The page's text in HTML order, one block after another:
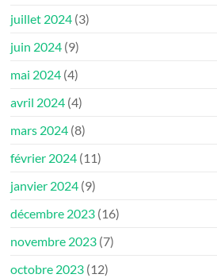
juillet 2024 (3)
juin 2024 (9)
mai 2024 (4)
avril 2024 (4)
mars 2024 (8)
février 2024 (11)
janvier 2024 (9)
décembre 2023 (16)
novembre 2023 (7)
octobre 2023 (12)